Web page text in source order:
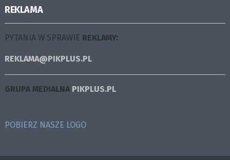
REKLAMA
PYTANIA W SPRAWIE REKLAMY:
REKLAMA@PIKPLUS.PL
GRUPA MEDIALNA PIKPLUS.PL
POBIERZ NASZE LOGO